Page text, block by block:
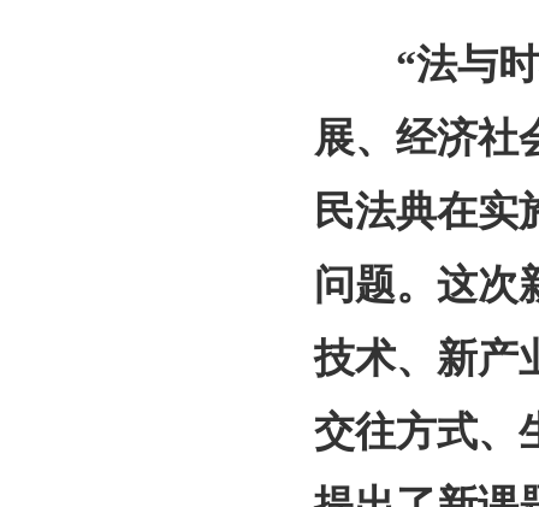
“法与时
展、经济社
民法典在实
问题。这次
技术、新产
交往方式、